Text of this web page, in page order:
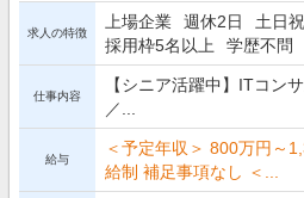
求人の特徴
上場企業 週休2日 土日
採用枠5名以上
学歴不問
仕事内容
【シニア活躍中】ITコン
／...
給与
＜予定年収＞ 800万円～
給制 補足事項なし ＜...